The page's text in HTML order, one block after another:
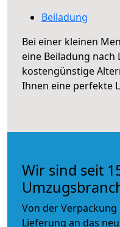
Beiladung
Bei einer kleinen
eine Beiladung nach
kostengünstige
Ihnen eine perfekte
Wir sind seit
Von der
Lieferung an das